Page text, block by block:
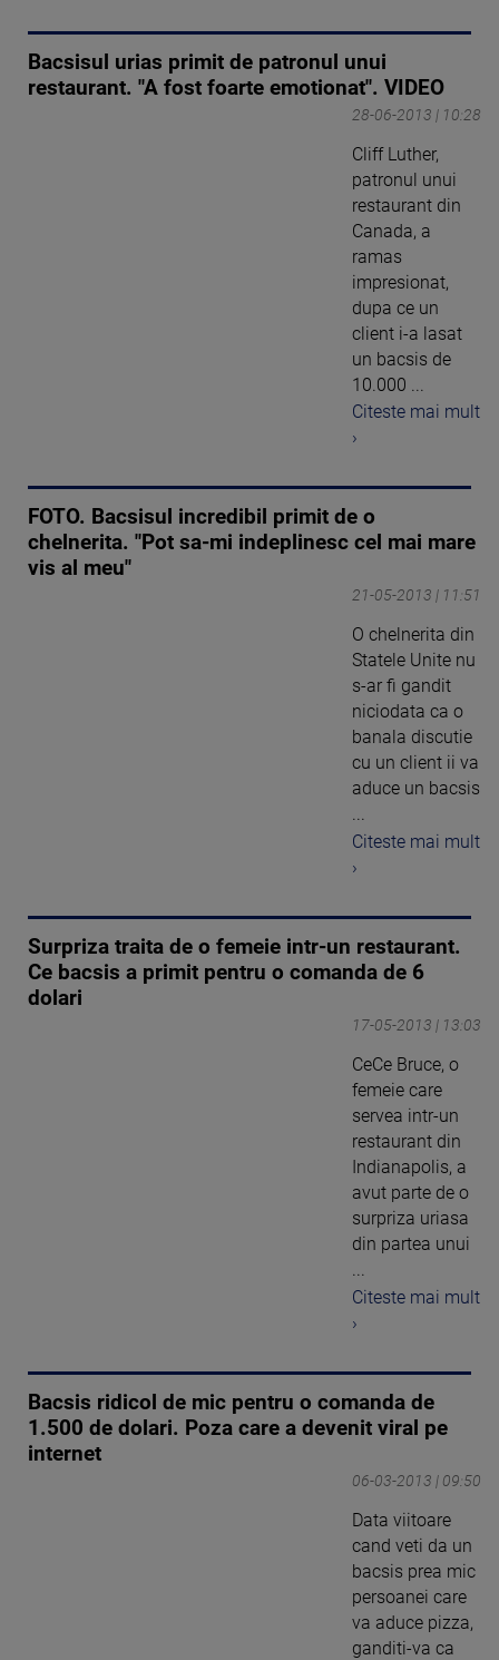
Bacsisul urias primit de patronul unui
restaurant. "A fost foarte emotionat". VIDEO
28-06-2013 | 10:28
Cliff Luther,
patronul unui
restaurant din
Canada, a
ramas
impresionat,
dupa ce un
client i-a lasat
un bacsis de
10.000 ...
Citeste mai mult
›
FOTO. Bacsisul incredibil primit de o
chelnerita. "Pot sa-mi indeplinesc cel mai mare
vis al meu"
21-05-2013 | 11:51
O chelnerita din
Statele Unite nu
s-ar fi gandit
niciodata ca o
banala discutie
cu un client ii va
aduce un bacsis
...
Citeste mai mult
›
Surpriza traita de o femeie intr-un restaurant.
Ce bacsis a primit pentru o comanda de 6
dolari
17-05-2013 | 13:03
CeCe Bruce, o
femeie care
servea intr-un
restaurant din
Indianapolis, a
avut parte de o
surpriza uriasa
din partea unui
...
Citeste mai mult
›
Bacsis ridicol de mic pentru o comanda de
1.500 de dolari. Poza care a devenit viral pe
internet
06-03-2013 | 09:50
Data viitoare
cand veti da un
bacsis prea mic
persoanei care
va aduce pizza,
ganditi-va ca